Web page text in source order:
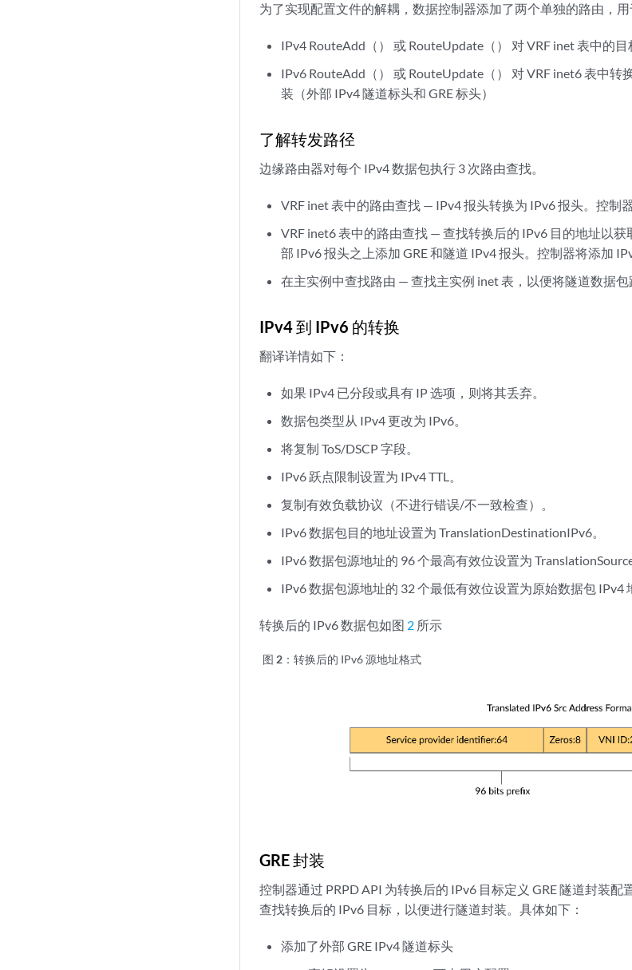
为了实现配置文件的解耦，数据控制器添加了两个单独的路由，用
IPv4 RouteAdd（） 或 RouteUpdate（） 对 VRF inet 表中的
IPv6 RouteAdd（） 或 RouteUpdate（） 对 VRF inet6 表中转
装（外部 IPv4 隧道标头和 GRE 标头）
了解转发路径
边缘路由器对每个 IPv4 数据包执行 3 次路由查找。
VRF inet 表中的路由查找 — IPv4 报头转换为 IPv6 报头。控制
VRF inet6 表中的路由查找 — 查找转换后的 IPv6 目的地址以
部 IPv6 报头之上添加 GRE 和隧道 IPv4 报头。控制器将添加
在主实例中查找路由 — 查找主实例 inet 表，以便将隧道数据包
IPv4 到 IPv6 的转换
翻译详情如下：
如果 IPv4 已分段或具有 IP 选项，则将其丢弃。
数据包类型从 IPv4 更改为 IPv6。
将复制 ToS/DSCP 字段。
IPv6 跃点限制设置为 IPv4 TTL。
复制有效负载协议（不进行错误/不一致检查）。
IPv6 数据包目的地址设置为 TranslationDestinationIPv6。
IPv6 数据包源地址的 96 个最高有效位设置为
IPv6 数据包源地址的 32 个最低有效位设置为原始数据包 IPv4
转换后的 IPv6 数据包如图 2 所示
图 2： 转换后的 IPv6 源地址格式
GRE 封装
控制器通过 PRPD API 为转换后的 IPv6 目标定义 GRE 隧道封装
查找转换后的 IPv6 目标，以便进行隧道封装。具体如下：
添加了外部 GRE IPv4 隧道标头